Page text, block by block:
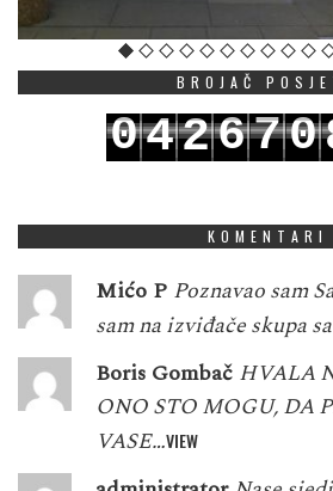
BROJAČ
042670
KOMENTARI
Mićo P Poznavao sam
sam na izviđače skupa
Boris Gombač HVALA
ONO STO MOGU, DA
VASE…VIEW